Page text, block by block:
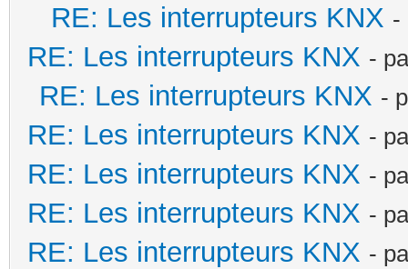
RE: Les interrupteurs KNX -
RE: Les interrupteurs KNX -
RE: Les interrupteurs KNX -
RE: Les interrupteurs KNX -
RE: Les interrupteurs KNX -
RE: Les interrupteurs KNX -
RE: Les interrupteurs KNX -